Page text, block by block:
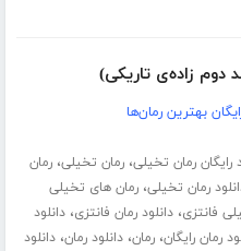
دوم زاده‌ی تاریکی)
بهترین رمان‌ها
رایگان رمان تخیلی،رمان تخیلی،رمان
رمان تخیلی،رمان های تخیلی
فانتزی،دانلود رمان فانتزی،دانلود
رمان رایگان،رمان،دانلود رمان،دانلود